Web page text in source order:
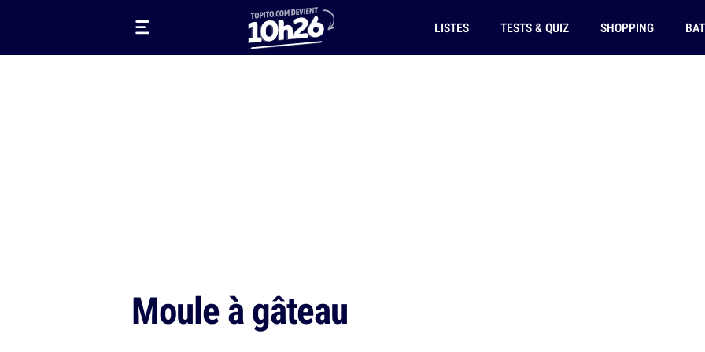
LISTES TESTS & QUIZ SHOPPING
Moule à gâteau